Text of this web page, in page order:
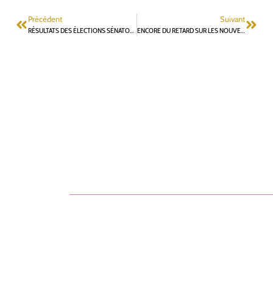
Précédent Suivant
ENCORE DU RETARD SUR LES NOUVELLES RAMES DU RER B !